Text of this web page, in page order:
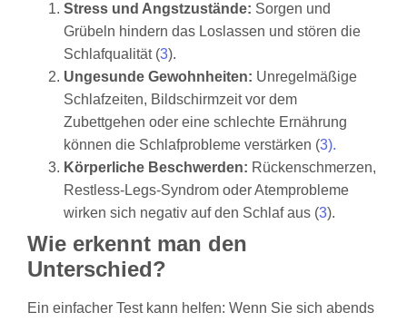
Stress und Angstzustände: Sorgen und
Grübeln hindern das Loslassen und stören die
Schlafqualität (3).
Ungesunde Gewohnheiten: Unregelmäßige
Schlafzeiten, Bildschirmzeit vor dem
Zubettgehen oder eine schlechte Ernährung
können die Schlafprobleme verstärken (3).
Körperliche Beschwerden: Rückenschmerzen,
Restless-Legs-Syndrom oder Atemprobleme
wirken sich negativ auf den Schlaf aus (3).
Wie erkennt man den
Unterschied?
Ein einfacher Test kann helfen: Wenn Sie sich abends